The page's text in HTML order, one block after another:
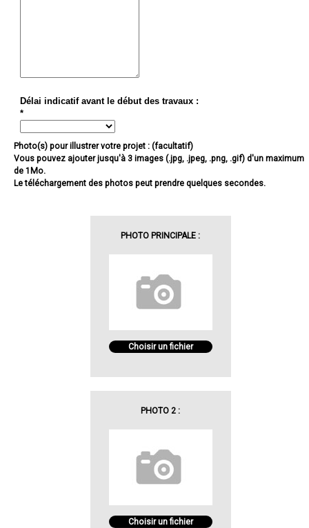
Délai indicatif avant le début des travaux :
*
Photo(s) pour illustrer votre projet : (facultatif)
Vous pouvez ajouter jusqu'à 3 images (.jpg, .jpeg, .png, .gif) d'un maximum
de 1Mo.
Le téléchargement des photos peut prendre quelques secondes.
PHOTO PRINCIPALE :
Choisir un fichier
PHOTO 2 :
Choisir un fichier